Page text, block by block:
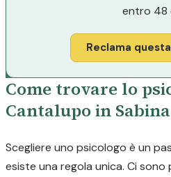
entro 48
Reclama
Come trovare lo
Cantalupo in Sabina
Scegliere uno psicologo è un
esiste una regola unica. Ci